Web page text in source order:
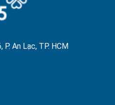
P. An Lạc, TP. HCM